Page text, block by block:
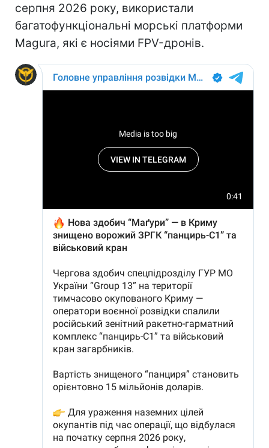
серпня 2026 року, використали
багатофункціональні морські платформи
Magura, які є носіями FPV-дронів.